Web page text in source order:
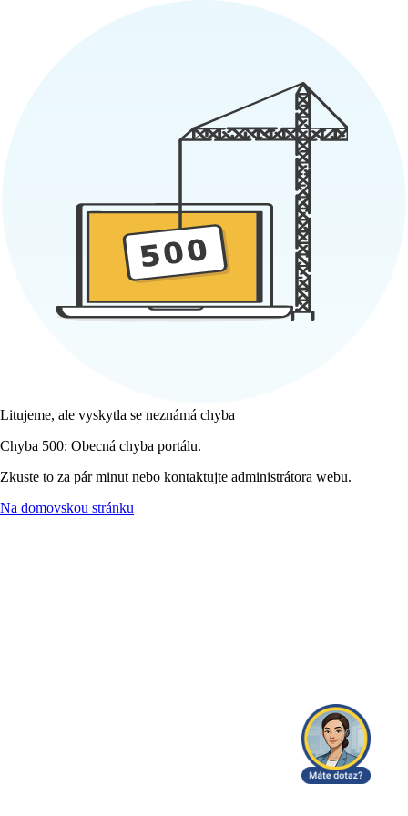
Litujeme, ale vyskytla se neznámá chyba
Chyba 500: Obecná chyba portálu.
Zkuste to za pár minut nebo kontaktujte administrátora webu.
Na domovskou stránku